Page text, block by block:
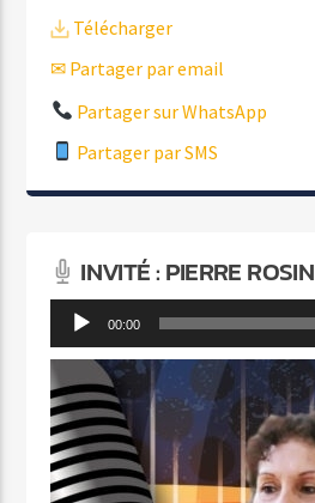
Télécharger
✉ Partager par email
Partager sur WhatsApp
Partager par SMS
INVITÉ : PIERRE ROSIN
Lecteur
audio
00:00